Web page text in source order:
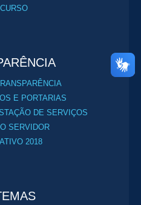
E PORTARIAS
DE SERVIÇOS
SERVIDOR
2018